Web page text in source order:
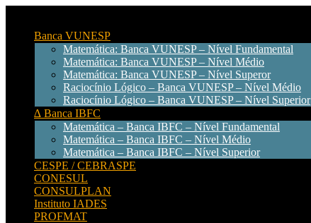
Banca VUNESP
Matemática: Banca VUNESP – Nível Fundamental
Matemática: Banca VUNESP – Nível Médio
Matemática: Banca VUNESP – Nível Superor
Raciocínio Lógico – Banca VUNESP – Nível Médio
Raciocínio Lógico – Banca VUNESP – Nível Superior
∆ Banca IBFC
Matemática – Banca IBFC – Nível Fundamental
Matemática – Banca IBFC – Nível Médio
Matemática – Banca IBFC – Nível Superior
CESPE / CEBRASPE
CONESUL
CONSULPLAN
Instituto IADES
PROFMAT